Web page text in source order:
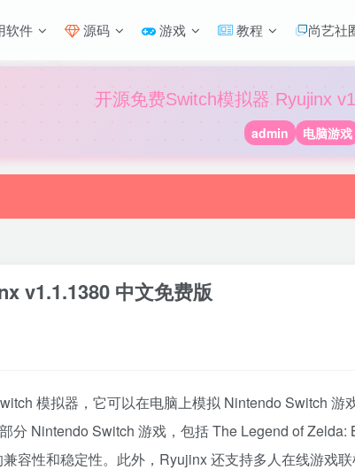
软件 源码 游戏 教程 尚艺社
开源免费Switch模拟器 Ryujinx
admin 电脑游戏
v1.1.1380 中文免费版
模拟器，它可以在电脑上模拟 Nintendo Switch 游
分 Nintendo Switch 游戏，包括 The Legend of Zelda:
容性和稳定性。此外，Ryujinx 还支持多人在线游戏